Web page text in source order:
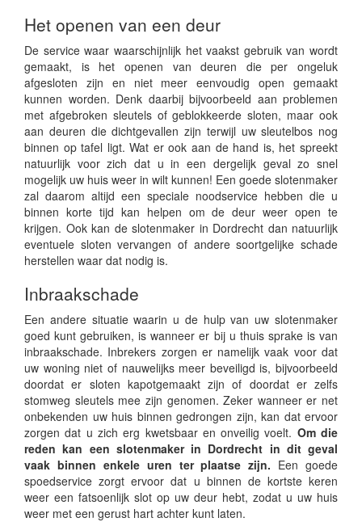
Het openen van een deur
De service waar waarschijnlijk het vaakst gebruik van wordt
gemaakt, is het openen van deuren die per ongeluk
afgesloten zijn en niet meer eenvoudig open gemaakt
kunnen worden. Denk daarbij bijvoorbeeld aan problemen
met afgebroken sleutels of geblokkeerde sloten, maar ook
aan deuren die dichtgevallen zijn terwijl uw sleutelbos nog
binnen op tafel ligt. Wat er ook aan de hand is, het spreekt
natuurlijk voor zich dat u in een dergelijk geval zo snel
mogelijk uw huis weer in wilt kunnen! Een goede slotenmaker
zal daarom altijd een speciale noodservice hebben die u
binnen korte tijd kan helpen om de deur weer open te
krijgen. Ook kan de slotenmaker in Dordrecht dan natuurlijk
eventuele sloten vervangen of andere soortgelijke schade
herstellen waar dat nodig is.
Inbraakschade
Een andere situatie waarin u de hulp van uw slotenmaker
goed kunt gebruiken, is wanneer er bij u thuis sprake is van
inbraakschade. Inbrekers zorgen er namelijk vaak voor dat
uw woning niet of nauwelijks meer beveiligd is, bijvoorbeeld
doordat er sloten kapotgemaakt zijn of doordat er zelfs
stomweg sleutels mee zijn genomen. Zeker wanneer er net
onbekenden uw huis binnen gedrongen zijn, kan dat ervoor
zorgen dat u zich erg kwetsbaar en onveilig voelt. Om die
reden kan een slotenmaker in Dordrecht in dit geval
vaak binnen enkele uren ter plaatse zijn. Een goede
spoedservice zorgt ervoor dat u binnen de kortste keren
weer een fatsoenlijk slot op uw deur hebt, zodat u uw huis
weer met een gerust hart achter kunt laten.